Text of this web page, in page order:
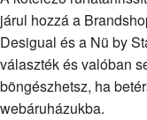
járul hozzá a
Desigual és a Nü by
választék és valóban
böngészhetsz, ha
webáruházukba.